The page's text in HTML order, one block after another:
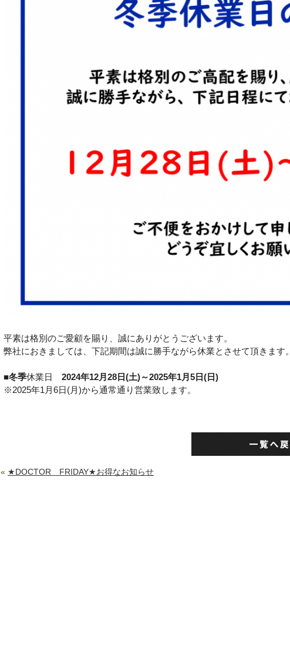
平素は格別のご愛顧を賜り、誠にありがとうございます。
弊社におきましては、下記期間は誠に勝手ながら休業とさせて頂きます。
■冬季休業日 2024年12月28日(土)～2025年1月5日(日)
※2025年1月6日(月)から通常通り営業致します。
« ★DOCTOR FRIDAY★お得なお知らせ